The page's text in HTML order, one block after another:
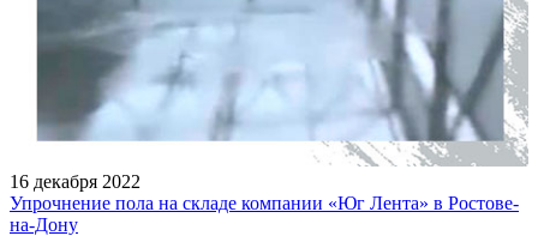
16 декабря 2022
Упрочнение пола на складе компании «Юг Лента» в Ростове-
на-Дону